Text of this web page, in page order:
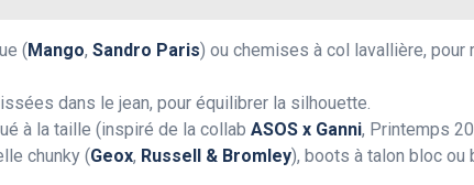
(Mango, Sandro Paris) ou chemises à col lavallière,
dans le jean, pour équilibrer la silhouette.
à la taille (inspiré de la collab ASOS x Ganni, Printemps
chunky (Geox, Russell & Bromley), boots à talon bloc ou